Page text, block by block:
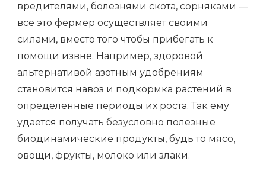
вредителями, болезнями скота, сорняками —
все это фермер осуществляет своими
силами, вместо того чтобы прибегать к
помощи извне. Например, здоровой
альтернативой азотным удобрениям
становится навоз и подкормка растений в
определенные периоды их роста. Так ему
удается получать безусловно полезные
биодинамические продукты, будь то мясо,
овощи, фрукты, молоко или злаки.